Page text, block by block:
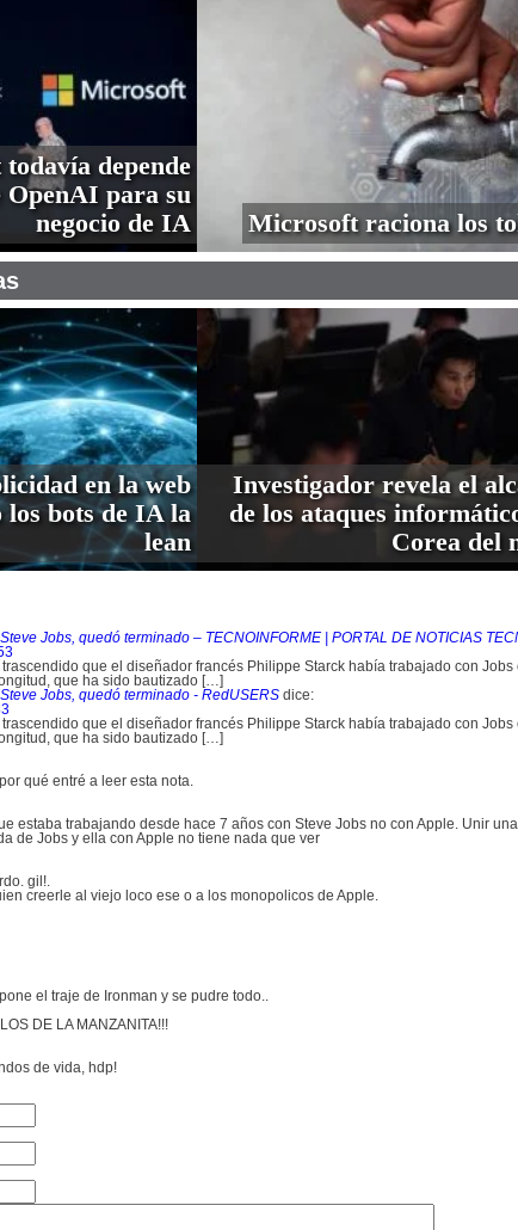
depende
OpenAI para su
negocio de IA
Microsoft raciona los
en la web
los bots de IA la
lean
Investigador revela el
de los ataques
Corea del
Jobs, quedó terminado – TECNOINFORME | PORTAL DE NOTICIAS
que el diseñador francés Philippe Starck había trabajado con
que ha sido bautizado […]
Jobs, quedó terminado - RedUSERS dice:
que el diseñador francés Philippe Starck había trabajado con
que ha sido bautizado […]
qué entré a leer esta nota.
estaba trabajando desde hace 7 años con Steve Jobs no con Apple. Unir
de Jobs y ella con Apple no tiene nada que ver
gil!.
creerle al viejo loco ese o a los monopolicos de Apple.
el traje de Ironman y se pudre todo..
DE LA MANZANITA!!!
de vida, hdp!